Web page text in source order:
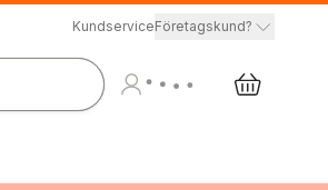
KundserviceFöretagskund?